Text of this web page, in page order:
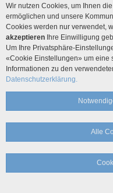
Impressum Disclaimer
© 2026 Insel Gruppe AG
Wir nutzen Cookies, um Ihnen
ermöglichen und unsere
Cookies werden nur verwendet,
akzeptieren Ihre Einwilligung
Um Ihre Privatsphäre-
«Cookie Einstellungen» um eine
Informationen zu den
Datenschutzerklärung.
Alle